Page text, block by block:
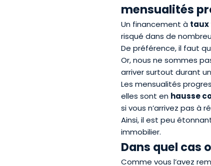
mensualités
Un financement à taux
risqué dans de
De préférence, il faut
Or, nous ne sommes
arriver surtout durant
Les mensualités
elles sont en hausse
si vous n’arrivez pas à
Ainsi, il est peu
immobilier.
Dans quel cas
Comme vous l’avez